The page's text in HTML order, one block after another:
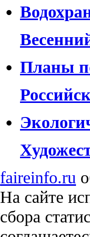
Планы
faireinfo.ru
На сайте
сбора